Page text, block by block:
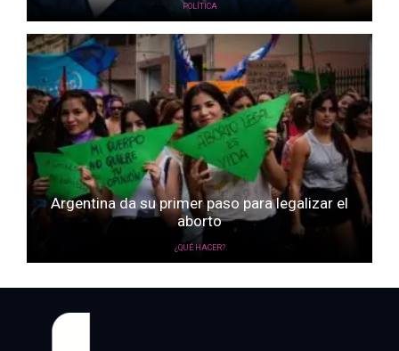
POLÍTICA
Argentina da su primer paso para legalizar el
aborto
¿QUÉ HACER?